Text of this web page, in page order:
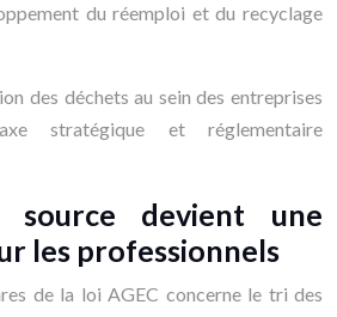
du réemploi et du recyclage
des déchets au sein des entreprises
stratégique et réglementaire
devient une
les professionnels
de la loi AGEC concerne le tri des